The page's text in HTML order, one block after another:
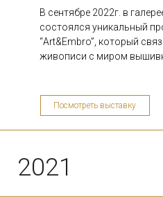
Посмотреть выставку
В сентябре 2022г. в
состоялся уникальный
“Art&Embro”, который
живописи с миром